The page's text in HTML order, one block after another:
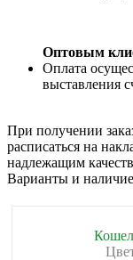
Оптовым
Оплата
выставления
При получении
расписаться на
надлежащим
Варианты и